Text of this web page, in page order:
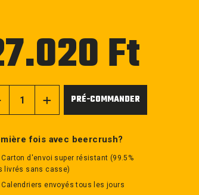
Ft
PRÉ-COMMANDER
fois avec beercrush?
Carton d'envoi super résistant (99.5%
livrés sans casse)
Calendriers envoyés tous les jours